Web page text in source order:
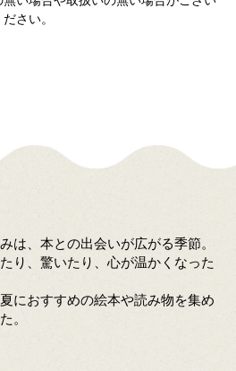
さい。
は、本との出会いが広がる季節。
り、驚いたり、心が温かくなった
におすすめの絵本や読み物を集め
。